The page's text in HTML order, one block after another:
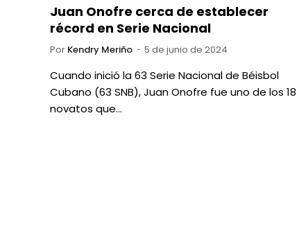
Juan Onofre cerca de establecer
récord en Serie Nacional
Por Kendry Meriño 5 de junio de 2024
Cuando inició la 63 Serie Nacional de Béisbol
Cubano (63 SNB), Juan Onofre fue uno de los 18
novatos que…